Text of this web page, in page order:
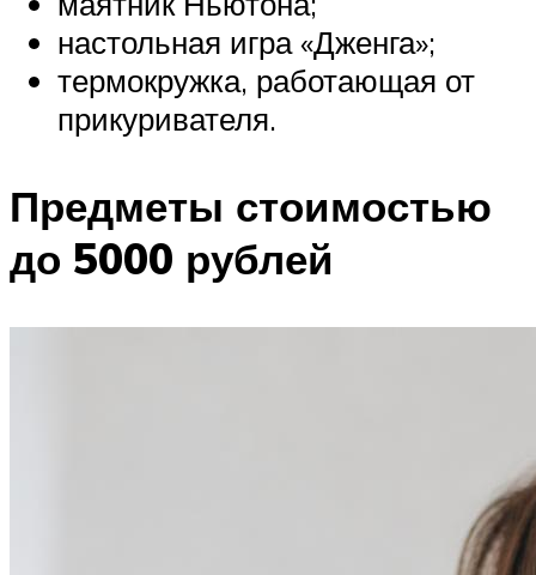
настольная игра «Дженга»;
термокружка, работающая от
прикуривателя.
Предметы стоимостью
до 5000 рублей